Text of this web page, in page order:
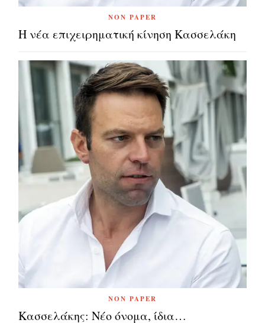
NON PAPER
Η νέα επιχειρηματική κίνηση Κασσελάκη
NON PAPER
Κασσελάκης: Νέο όνομα, ίδια…